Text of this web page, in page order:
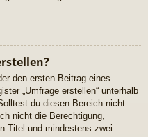
den ersten Beitrag eines
„Umfrage erstellen“ unterhalb
du diesen Bereich nicht
nicht die Berechtigung,
Titel und mindestens zwei